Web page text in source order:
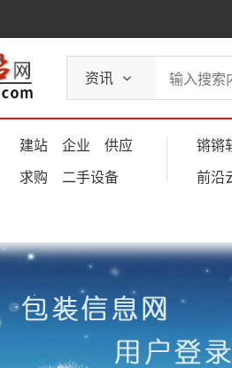
资讯
建站 企业
供应
求购
二手设备
锵锵
前沿